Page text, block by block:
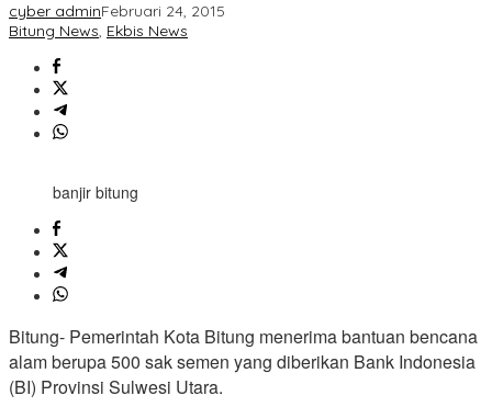
cyber adminFebruari 24, 2015
Bitung News, Ekbis News
banjir bitung
Bitung- Pemerintah Kota Bitung menerima bantuan bencana
alam berupa 500 sak semen yang diberikan Bank Indonesia
(BI) Provinsi Sulwesi Utara.